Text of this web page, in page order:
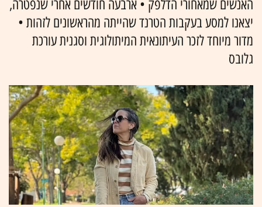
האנשים שמאחורי הדלפק • ארבעה חודשים אחרי שנפטרה,
יצאנו למסע בעקבות הטרנד שהייתה מהראשונים לזהות •
מדור מיוחד לזכר העיתונאית המיתולוגית וסגנית עורכת
גלובס